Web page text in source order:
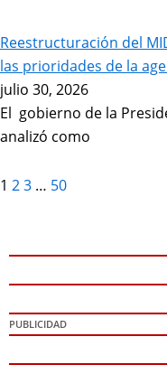
Reestructuración del
las prioridades de la
julio 30, 2026
El gobierno de la
analizó como
1 23 … 50
PUBLICIDAD